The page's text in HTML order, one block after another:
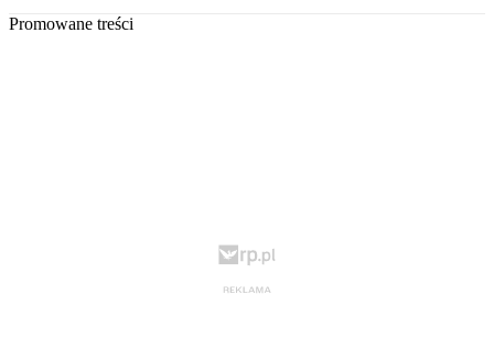
Promowane treści